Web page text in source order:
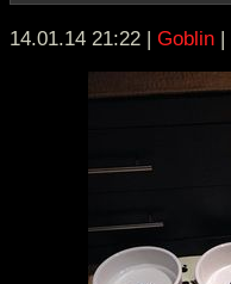
14.01.14 21:22 | Goblin |